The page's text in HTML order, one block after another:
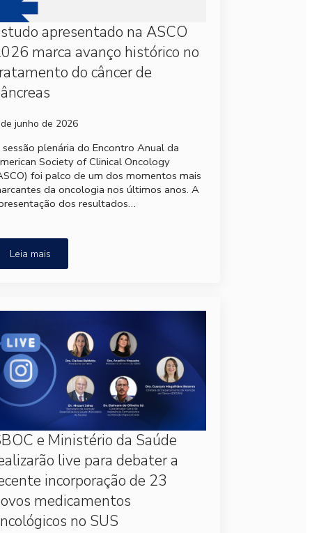
apresentado na ASCO
marca avanço histórico no
do câncer de
junho de 2026
sessão plenária do Encontro Anual da
Society of Clinical Oncology
foi palco de um dos momentos mais
da oncologia nos últimos anos. A
dos resultados…
Leia mais
e Ministério da Saúde
live para debater a
incorporação de 23
medicamentos
no SUS